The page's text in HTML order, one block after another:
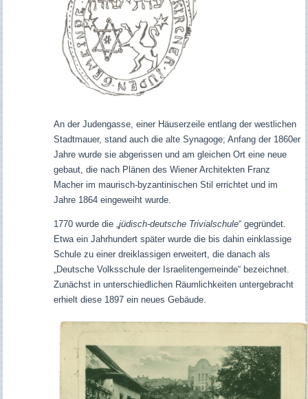
An der Judengasse, einer Häuserzeile entlang der westlichen
Stadtmauer, stand auch die alte Synagoge; Anfang der 1860er
Jahre wurde sie abgerissen und am gleichen Ort eine neue
gebaut, die nach Plänen des Wiener Architekten Franz
Macher im maurisch-byzantinischen Stil errichtet und im
Jahre 1864 eingeweiht wurde.
1770 wurde die „jüdisch-deutsche Trivialschule“ gegründet.
Etwa ein Jahrhundert später wurde die bis dahin einklassige
Schule zu einer dreiklassigen erweitert, die danach als
„Deutsche Volksschule der Israelitengemeinde“ bezeichnet.
Zunächst in unterschiedlichen Räumlichkeiten untergebracht
erhielt diese 1897 ein neues Gebäude.